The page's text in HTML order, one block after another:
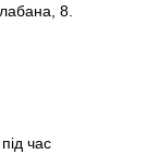
8.
час